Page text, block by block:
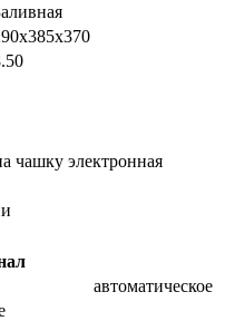
чашку электронная
автоматическое